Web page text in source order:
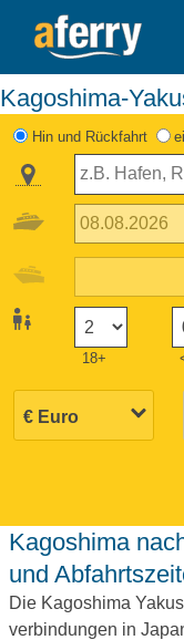
Kagoshima-
Hin und Rückfahrt
18+
Kagoshima nach Yakushima. Fähren, Preise
und
Die Kagoshima
verbindungen in